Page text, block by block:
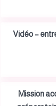
Vidéo –
Mission